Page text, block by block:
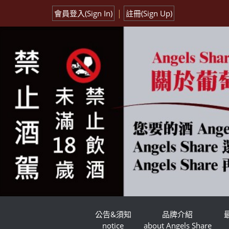
會員登入(Sign In) | 註冊(Sign Up)
公告&須知
notice
品牌介紹
about Angels Share